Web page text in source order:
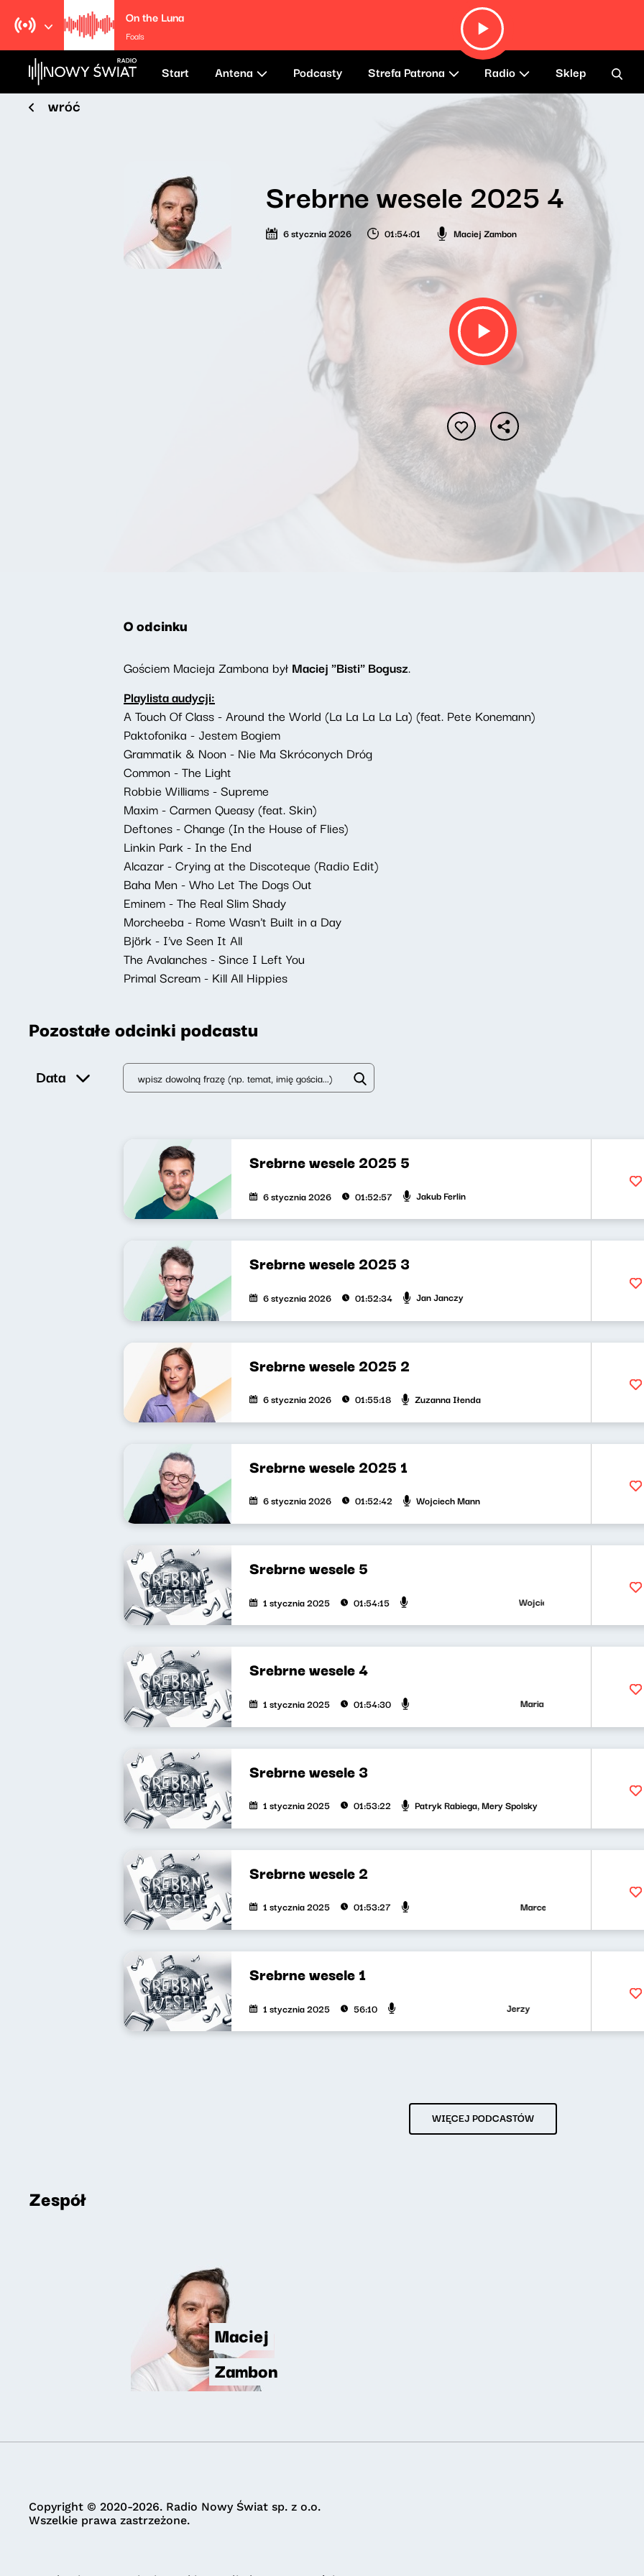
On the Luna
Foals
Start Antena Podcasty Strefa Patrona Radio Sklep
wróć
Srebrne wesele 2025 4
6 stycznia 2026 01:54:01 Maciej Zambon
O odcinku
Gościem Macieja Zambona był Maciej "Bisti" Bogusz.
Playlista audycji:
A Touch Of Class - Around the World (La La La La La) (feat. Pete Konemann)
Paktofonika - Jestem Bogiem
Grammatik & Noon - Nie Ma Skróconych Dróg
Common - The Light
Robbie Williams - Supreme
Maxim - Carmen Queasy (feat. Skin)
Deftones - Change (In the House of Flies)
Linkin Park - In the End
Alcazar - Crying at the Discoteque (Radio Edit)
Baha Men - Who Let The Dogs Out
Eminem - The Real Slim Shady
Morcheeba - Rome Wasn't Built in a Day
Björk - I’ve Seen It All
The Avalanches - Since I Left You
Primal Scream - Kill All Hippies
Pozostałe odcinki podcastu
Data
Srebrne wesele 2025 5
6 stycznia 2026 01:52:57 Jakub Ferlin
Srebrne wesele 2025 3
6 stycznia 2026 01:52:34 Jan Janczy
Srebrne wesele 2025 2
6 stycznia 2026 01:55:18 Zuzanna Iłenda
Srebrne wesele 2025 1
6 stycznia 2026 01:52:42 Wojciech Mann
Srebrne wesele 5
1 stycznia 2025 01:54:15 Wojciech Mann, Ryszard Koziołek
Srebrne wesele 4
1 stycznia 2025 01:54:30 Maria Zamachowska, Olga
Srebrne wesele 3
1 stycznia 2025 01:53:22 Patryk Rabiega, Mery Spolsky
Srebrne wesele 2
1 stycznia 2025 01:53:27 Marcelina Słomian, Joanna
Srebrne wesele 1
1 stycznia 2025 56:10 Jerzy Sosnowski, Katarzyna
WIĘCEJ PODCASTÓW
Zespół
Maciej
Zambon
Copyright © 2020-2026. Radio Nowy Świat sp. z o.o.
Wszelkie prawa zastrzeżone.